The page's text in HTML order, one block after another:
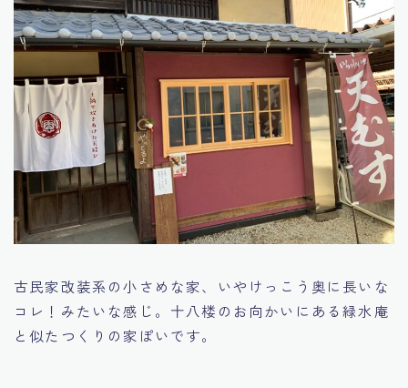
古民家改装系の小さめな家、いやけっこう奥に長いな
コレ！みたいな感じ。十八楼のお向かいにある緑水庵
と似たつくりの家ぽいです。